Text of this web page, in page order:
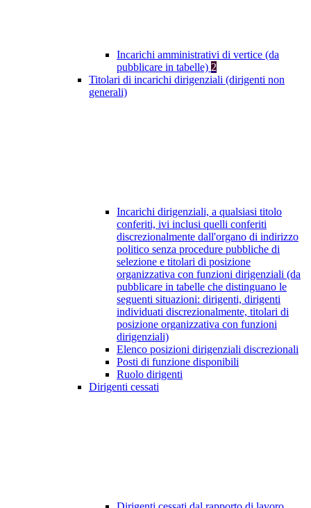
Incarichi amministrativi di vertice (da
pubblicare in tabelle) 2
Titolari di incarichi dirigenziali (dirigenti non
generali)
Incarichi dirigenziali, a qualsiasi titolo
conferiti, ivi inclusi quelli conferiti
discrezionalmente dall'organo di indirizzo
politico senza procedure pubbliche di
selezione e titolari di posizione
organizzativa con funzioni dirigenziali (da
pubblicare in tabelle che distinguano le
seguenti situazioni: dirigenti, dirigenti
individuati discrezionalmente, titolari di
posizione organizzativa con funzioni
dirigenziali)
Elenco posizioni dirigenziali discrezionali
Posti di funzione disponibili
Ruolo dirigenti
Dirigenti cessati